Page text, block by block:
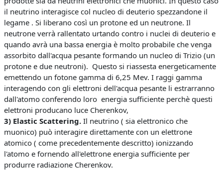
il neutrino interagisce col nucleo di deuterio spezzandone il
legame . Si liberano così un protone ed un neutrone. Il
neutrone verrà rallentato urtando contro i nuclei di deuterio e
quando avrà una bassa energia è molto probabile che venga
assorbito dall'acqua pesante formando un nucleo di Trizio (un
protone e due neutroni). Questo si riassesta energeticamente
emettendo un fotone gamma di 6,25 Mev. I raggi gamma
interagendo con gli elettroni dell'acqua pesante li estrarranno
dall'atomo conferendo loro energia sufficiente perchè questi
elettroni producano luce Cherenkov,
3) Elastic Scattering. Il neutrino ( sia elettronico che
muonico) può interagire direttamente con un elettrone
atomico ( come precedentemente descritto) ionizzando
l'atomo e fornendo all'elettrone energia sufficiente per
produrre radiazione Cherenkov.